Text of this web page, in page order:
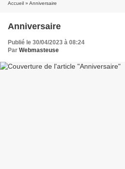
Accueil » Anniversaire
Anniversaire
Publié le 30/04/2023 à 08:24
Par Webmasteuse